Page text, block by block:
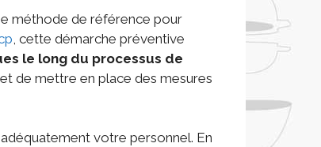
méthode de référence pour
, cette démarche préventive
le long du processus de
de mettre en place des mesures
votre personnel. En